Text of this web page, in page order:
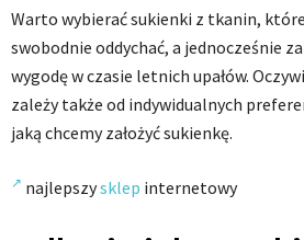
Warto wybierać sukienki z tkanin,
swobodnie oddychać, a jednocześnie
wygodę w czasie letnich upałów.
zależy także od indywidualnych
jaką chcemy założyć sukienkę.
najlepszysklep internetowy